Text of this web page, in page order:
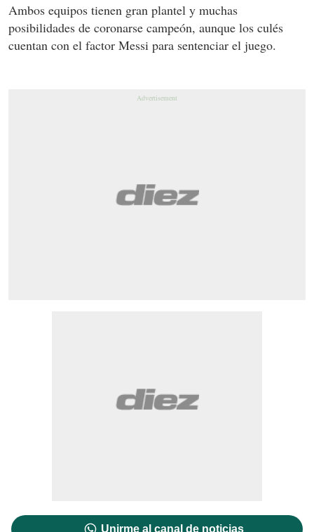
Ambos equipos tienen gran plantel y muchas
posibilidades de coronarse campeón, aunque los culés
cuentan con el factor Messi para sentenciar el juego.
Unirme al canal de noticias